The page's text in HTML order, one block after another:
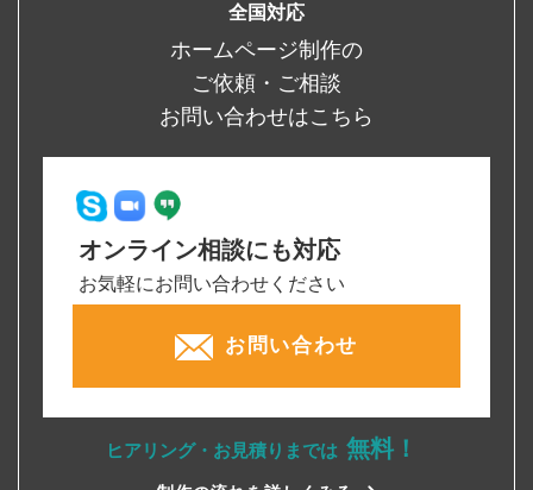
全国対応
ホームページ制作の
ご依頼・ご相談
お問い合わせはこちら
オンライン相談にも対応
お気軽にお問い合わせください
お問い合わせ
ヒアリング・お見積りまでは 無料！